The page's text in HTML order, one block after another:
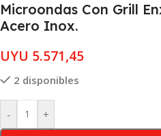
Microondas Con Grill
Acero Inox.
UYU 5.571,45
2 disponibles
- +